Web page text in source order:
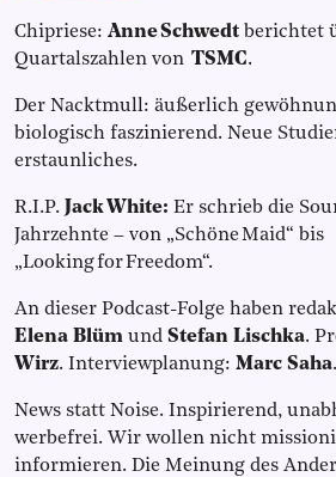
Chipriese: Anne Schwedt berichtet
Quartalszahlen von TSMC.
Der Nacktmull: äußerlich
biologisch faszinierend. Neue
erstaunliches.
R.I.P. Jack White: Er schrieb die
Jahrzehnte – von „Schöne Maid“ bis
„Looking for Freedom“.
An dieser Podcast-Folge haben
Elena Blüm und Stefan Lischka.
Wirz. Interviewplanung: Marc Saha.
News statt Noise. Inspirierend,
werbefrei. Wir wollen nicht
informieren. Die Meinung des